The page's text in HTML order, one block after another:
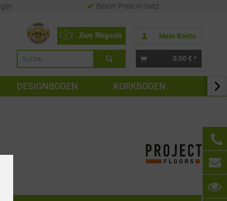
Bester Preis im Netz
Mein Konto
0,00 € *
DESIGNBODEN KORKBODEN 